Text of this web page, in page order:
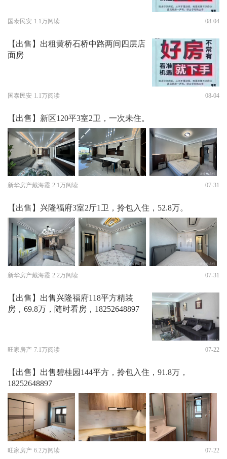
国泰民安 1.1万阅读 08-04
【出售】出租黄桥石桥中路两间四层店
面房
国泰民安 1.1万阅读 08-04
【出售】新区120平3室2卫，一次未住。
新华房产戴海霞 2.1万阅读 07-31
【出售】兴隆福府3室2厅1卫，拎包入住，52.8万。
新华房产戴海霞 2.2万阅读 07-31
【出售】出售兴隆福府118平方精装
房，69.8万，随时看房，18252648897
旺家房产 7.1万阅读 07-22
【出售】出售碧桂园144平方，拎包入住，91.8万，
18252648897
旺家房产 6.2万阅读 07-22